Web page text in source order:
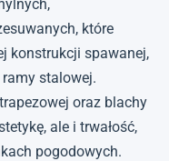
które
konstrukcji spawanej,
stalowej.
oraz blachy
ale i trwałość,
pogodowych.